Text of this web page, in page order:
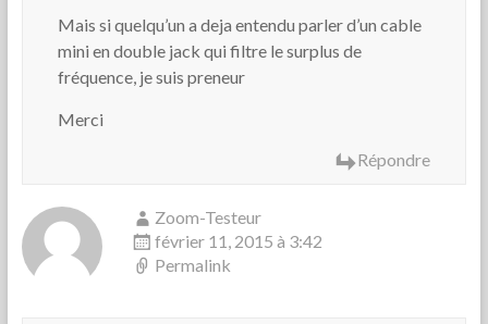
Mais si quelqu’un a deja entendu parler d’un cable
mini en double jack qui filtre le surplus de
fréquence, je suis preneur
Merci
Répondre
Zoom-Testeur
février 11, 2015 à 3:42
Permalink